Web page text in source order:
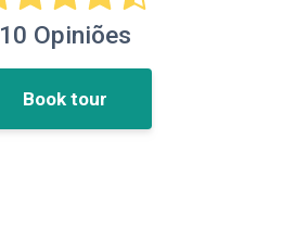
10 Opiniões
Book tour